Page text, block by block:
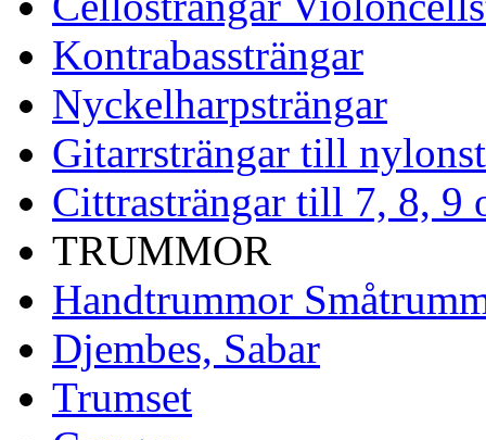
Kontrabassträngar
Nyckelharpsträngar
Gitarrsträngar till
Cittrasträngar till 7, 8, 9
TRUMMOR
Handtrummor
Djembes, Sabar
Trumset